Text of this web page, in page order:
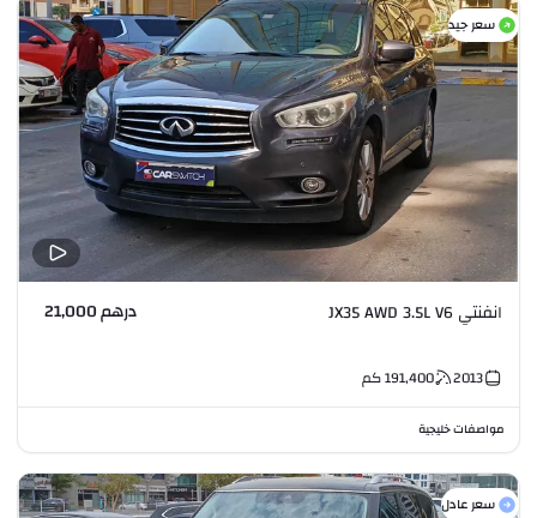
سعر جيد
انفنتي JX35 AWD 3.5L V6 درهم 21,000
2013
191,400كم
مواصفات خليجية
سعر عادل